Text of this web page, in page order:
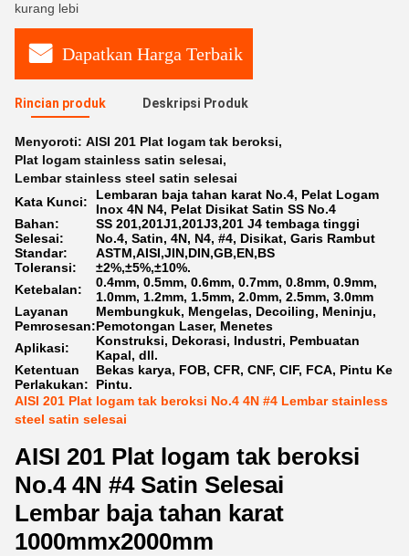
kurang lebi
Dapatkan Harga Terbaik
Rincian produk Deskripsi Produk
Menyoroti: AISI 201 Plat logam tak beroksi,
Plat logam stainless satin selesai,
Lembar stainless steel satin selesai
Kata Kunci:
Lembaran baja tahan karat No.4, Pelat Logam
Inox 4N N4, Pelat Disikat Satin SS No.4
Bahan:
SS 201,201J1,201J3,201 J4 tembaga tinggi
Selesai:
No.4, Satin, 4N, N4, #4, Disikat, Garis Rambut
Standar:
ASTM,AISI,JIN,DIN,GB,EN,BS
Toleransi:
±2%,±5%,±10%.
Ketebalan:
0.4mm, 0.5mm, 0.6mm, 0.7mm, 0.8mm, 0.9mm,
1.0mm, 1.2mm, 1.5mm, 2.0mm, 2.5mm, 3.0mm
Layanan
Pemrosesan:
Membungkuk, Mengelas, Decoiling, Meninju,
Pemotongan Laser, Menetes
Aplikasi:
Konstruksi, Dekorasi, Industri, Pembuatan
Kapal, dll.
Ketentuan
Perlakukan:
Bekas karya, FOB, CFR, CNF, CIF, FCA, Pintu Ke
Pintu.
AISI 201 Plat logam tak beroksi No.4 4N #4 Lembar stainless
steel satin selesai
AISI 201 Plat logam tak beroksi
No.4 4N #4 Satin Selesai
Lembar baja tahan karat
1000mmx2000mm